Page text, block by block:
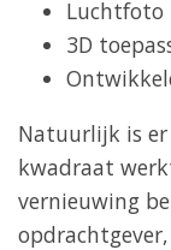
Luchtfoto
3D
Natuurlijk is er
kwadraat
vernieuwing